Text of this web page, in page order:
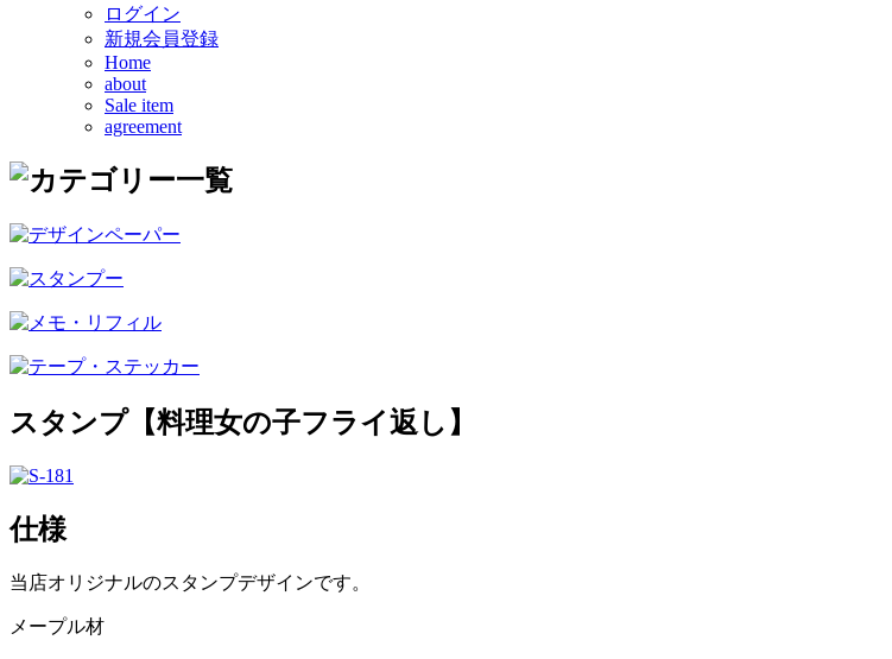
ログイン
新規会員登録
Home
about
Sale item
agreement
スタンプ【料理女の子フライ返し】
仕様
当店オリジナルのスタンプデザインです。
メープル材